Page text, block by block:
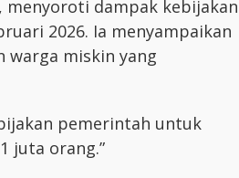
menyoroti dampak kebijakan
2026. Ia menyampaikan
warga miskin yang
pemerintah untuk
juta orang.”